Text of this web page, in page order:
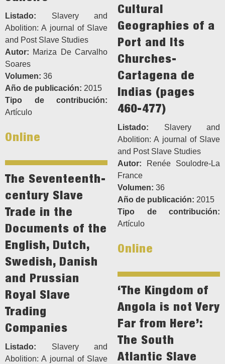
Listado: Slavery and
Abolition: A journal of Slave
and Post Slave Studies
Autor: Mariza De Carvalho
Soares
Volumen: 36
Año de publicación: 2015
Tipo de contribución:
Artículo
Online
Cultural
Geographies of a
Port and Its
Churches-
Cartagena de
Indias (pages
460-477)
Listado: Slavery and
Abolition: A journal of Slave
and Post Slave Studies
Autor: Renée Soulodre-La
France
Volumen: 36
Año de publicación: 2015
Tipo de contribución:
Artículo
Online
The Seventeenth-
century Slave
Trade in the
Documents of the
English, Dutch,
Swedish, Danish
and Prussian
Royal Slave
Trading
Companies
Listado: Slavery and
Abolition: A journal of Slave
‘The Kingdom of
Angola is not Very
Far from Here’:
The South
Atlantic Slave